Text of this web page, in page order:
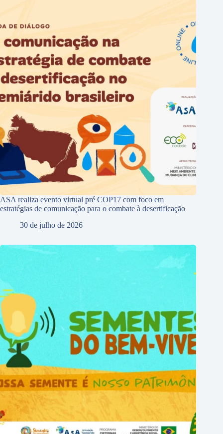
ASA realiza evento virtual pré COP17 com foco em
estratégias de comunicação para o combate à desertificação
30 de julho de 2026